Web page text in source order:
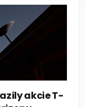
akcie T-